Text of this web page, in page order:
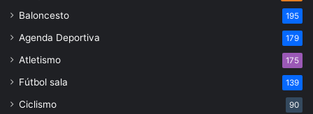
Baloncesto 195
Agenda Deportiva 179
Atletismo 175
Fútbol sala 139
Ciclismo 90